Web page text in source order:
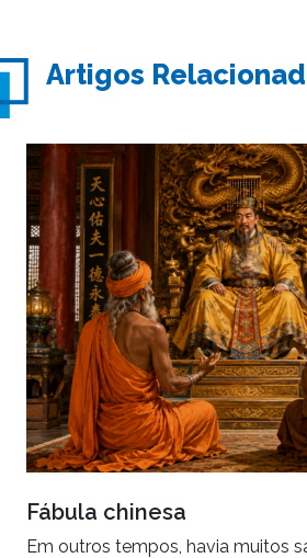
Artigos
Fábula chinesa
Em outros tempos, havia muitos